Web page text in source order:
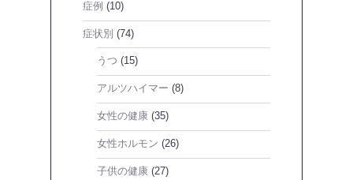
症例 (10)
症状別 (74)
うつ (15)
アルツハイマー (8)
女性の健康 (35)
女性ホルモン (26)
子供の健康 (27)